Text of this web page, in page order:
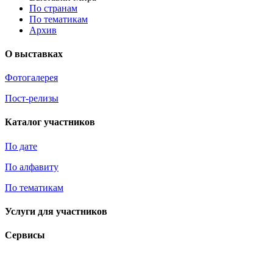
По странам
По тематикам
Архив
О выставках
Фотогалерея
Пост-релизы
Каталог участников
По дате
По алфавиту
По тематикам
Услуги для участников
Сервисы